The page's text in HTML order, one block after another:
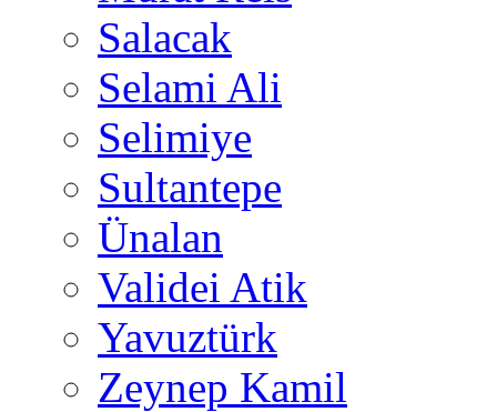
Salacak
Selami Ali
Selimiye
Sultantepe
Ünalan
Validei Atik
Yavuztürk
Zeynep Kamil